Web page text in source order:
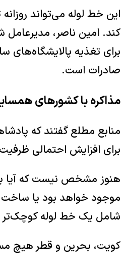
صادرات است.
مذاکره با کشورهای
منابع مطلع گفتند که
برای افزایش احتمالی ظرفیت این خط لوله تا
هنوز مشخص نیست که آیا
موجود خواهد بود یا
شامل یک خط لوله کوچک‌تر
کویت، بحرین و قطر هیچ